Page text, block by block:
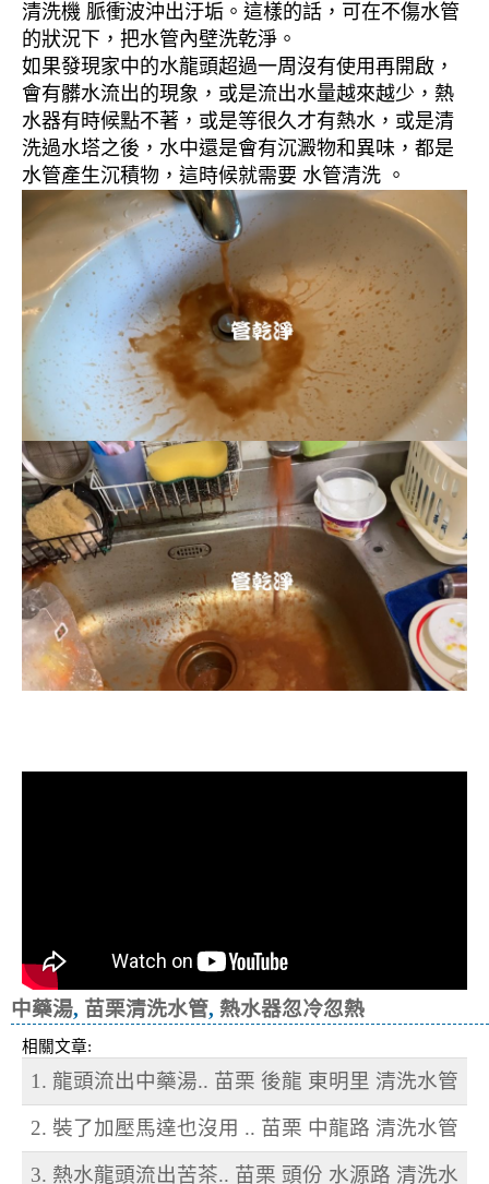
清洗機 脈衝波沖出汙垢。這樣的話，可在不傷水管
的狀況下，把水管內壁洗乾淨。
如果發現家中的水龍頭超過一周沒有使用再開啟，
會有髒水流出的現象，或是流出水量越來越少，熱
水器有時候點不著，或是等很久才有熱水，或是清
洗過水塔之後，水中還是會有沉澱物和異味，都是
水管產生沉積物，這時候就需要 水管清洗 。
中藥湯, 苗栗清洗水管, 熱水器忽冷忽熱
相關文章:
1. 龍頭流出中藥湯.. 苗栗 後龍 東明里 清洗水管
2. 裝了加壓馬達也沒用 .. 苗栗 中龍路 清洗水管
3. 熱水龍頭流出苦茶.. 苗栗 頭份 水源路 清洗水